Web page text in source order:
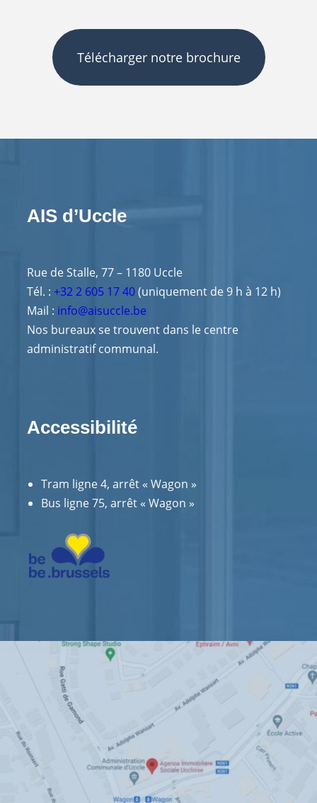
Télécharger notre brochure
AIS d’Uccle
Rue de Stalle, 77 – 1180 Uccle
Tél. : +32 2 605 17 40(uniquement de 9 h à 12 h)
Mail : info@aisuccle.be
Nos bureaux se trouvent dans le centre
administratif communal.
Accessibilité
Tram ligne 4, arrêt « Wagon »
Bus ligne 75, arrêt « Wagon »